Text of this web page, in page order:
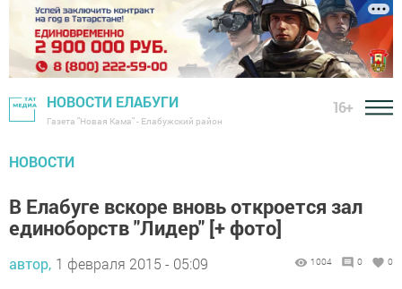
НОВОСТИ ЕЛАБУГИ
Газета "Новая Кама" - Елабужский район
16+
НОВОСТИ
В Елабуге вскоре вновь откроется зал
единоборств "Лидер" [+ фото]
автор, 1 февраля 2015 - 05:09 1004 0 0